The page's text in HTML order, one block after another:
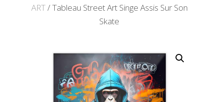
ART/ Tableau Street Art Singe Assis Sur Son
Skate